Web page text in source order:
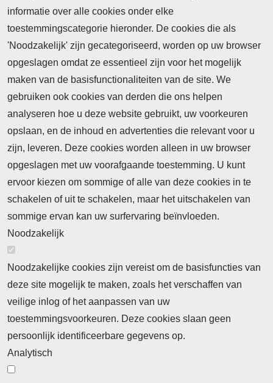
informatie over alle cookies onder elke
toestemmingscategorie hieronder. De cookies die als
'Noodzakelijk' zijn gecategoriseerd, worden op uw browser
opgeslagen omdat ze essentieel zijn voor het mogelijk
maken van de basisfunctionaliteiten van de site. We
gebruiken ook cookies van derden die ons helpen
analyseren hoe u deze website gebruikt, uw voorkeuren
opslaan, en de inhoud en advertenties die relevant voor u
zijn, leveren. Deze cookies worden alleen in uw browser
opgeslagen met uw voorafgaande toestemming. U kunt
ervoor kiezen om sommige of alle van deze cookies in te
schakelen of uit te schakelen, maar het uitschakelen van
sommige ervan kan uw surfervaring beïnvloeden.
Noodzakelijk
Noodzakelijke cookies zijn vereist om de basisfuncties van
deze site mogelijk te maken, zoals het verschaffen van
veilige inlog of het aanpassen van uw
toestemmingsvoorkeuren. Deze cookies slaan geen
persoonlijk identificeerbare gegevens op.
Analytisch
Nieuws
Neem contact op
Algemene Leveringsvoorwaarden
Cookieverklaring
Privacyverklaring
Abonnementinformatie Inlogprocedure
Nieuws
Laatste nieuws